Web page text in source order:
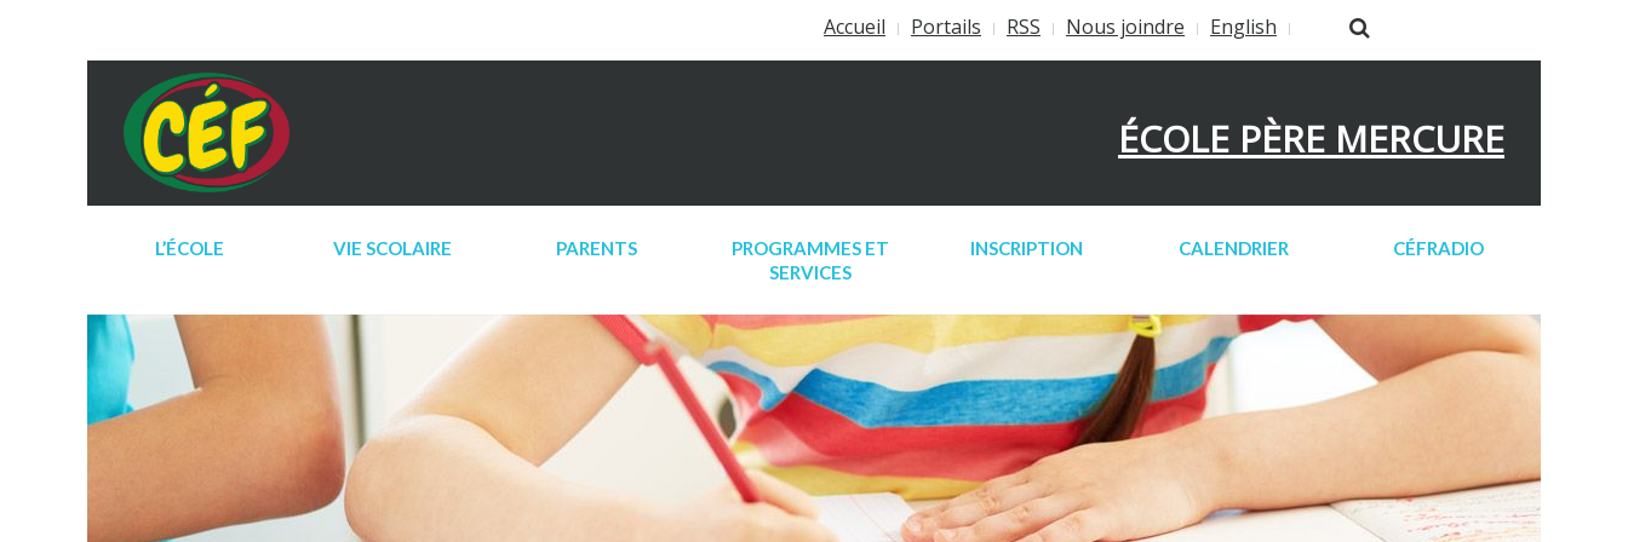
Accueil Portails RSS Nous joindre English
ÉCOLE PÈRE MERCURE
L’ÉCOLE VIE SCOLAIRE PARENTS
PROGRAMMES ET
SERVICES
INSCRIPTION CALENDRIER CÉFRADIO